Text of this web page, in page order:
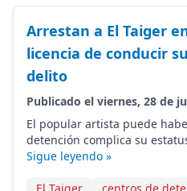
Arrestan a El Taiger
licencia de conducir
delito
Publicado el viernes, 28 de
El popular artista puede
detención complica su
Sigue leyendo »